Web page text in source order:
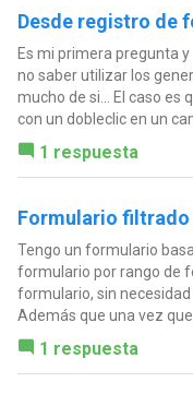
Desde registro de
Es mi primera pregunta
no saber utilizar los
mucho de si... El caso es
con un dobleclic en un
1 respuesta
Formulario filtrado
Tengo un formulario
formulario por rango de
formulario, sin
Además que una vez que
1 respuesta